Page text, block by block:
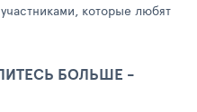
которые любят
БОЛЬШЕ -